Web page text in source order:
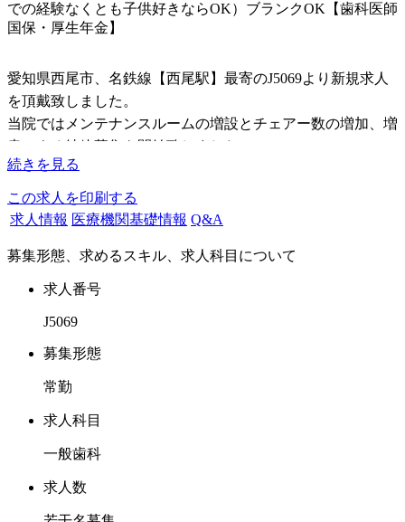
での経験なくとも子供好きならOK）ブランクOK【歯科医師
国保・厚生年金】
愛知県西尾市、名鉄線【西尾駅】最寄のJ5069より新規求人
を頂戴致しました。
当院ではメンテナンスルームの増設とチェアー数の増加、増
患による純粋募集を開始致しました。
当院は「人と人とのつながり」を大切にしている地域密着型
の歯科医院です。
く、月に３回の矯正医による矯正治療も予約がうまっていま
ス）を増設する予定です。
なりますが、スキル面での経験なくとも子どもが好きなら
OKです。
す。お問合せをお待ちしております。
続きを見る
この求人を印刷する
求人情報 医療機関基礎情報 Q&A
募集形態、求めるスキル、求人科目について
求人番号
J5069
募集形態
常勤
求人科目
一般歯科
求人数